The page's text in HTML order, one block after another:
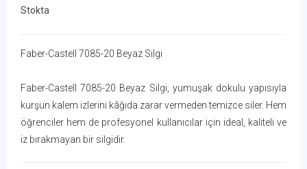
Stokta
Faber-Castell 7085-20 Beyaz Silgi
Faber-Castell 7085-20 Beyaz Silgi, yumuşak dokulu yapısıyla
kurşun kalem izlerini kâğıda zarar vermeden temizce siler. Hem
öğrenciler hem de profesyonel kullanıcılar için ideal, kaliteli ve
iz bırakmayan bir silgidir.